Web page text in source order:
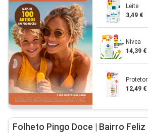
Leite
3,49 €
Nivea
14,39 €
Protetor
12,49 €
Folheto Pingo Doce | Bairro Feliz